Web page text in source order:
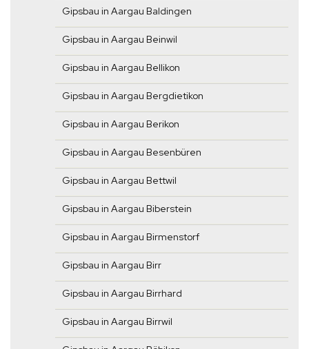
Gipsbau in Aargau Baldingen
Gipsbau in Aargau Beinwil
Gipsbau in Aargau Bellikon
Gipsbau in Aargau Bergdietikon
Gipsbau in Aargau Berikon
Gipsbau in Aargau Besenbüren
Gipsbau in Aargau Bettwil
Gipsbau in Aargau Biberstein
Gipsbau in Aargau Birmenstorf
Gipsbau in Aargau Birr
Gipsbau in Aargau Birrhard
Gipsbau in Aargau Birrwil